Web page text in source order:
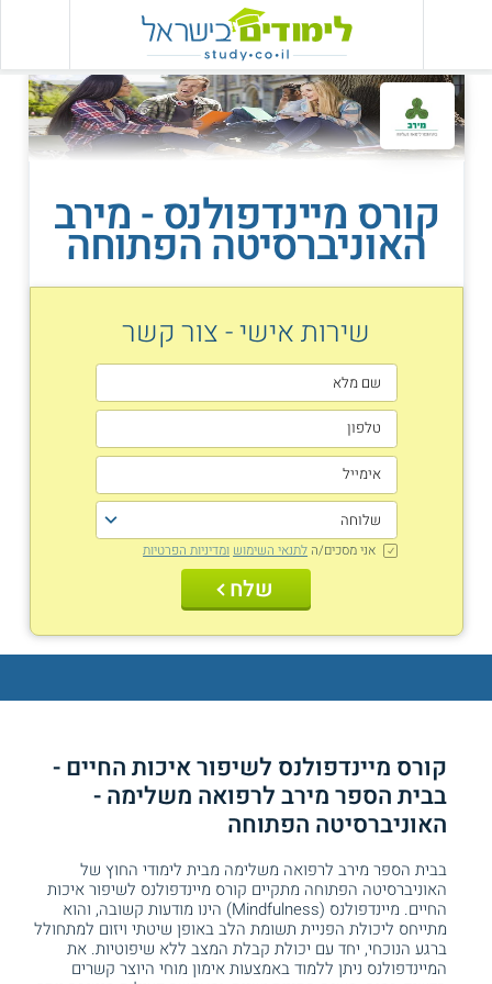
קורס מיינדפולנס - מירב
האוניברסיטה הפתוחה
שירות אישי - צור קשר
אני מסכים/ה לתנאי השימוש ומדיניות הפרטיות
שלח
קורס מיינדפולנס לשיפור איכות החיים -
בבית הספר מירב לרפואה משלימה -
האוניברסיטה הפתוחה
בבית הספר מירב לרפואה משלימה מבית לימודי החוץ של
האוניברסיטה הפתוחה מתקיים קורס מיינדפולנס לשיפור איכות
החיים. מיינדפולנס (Mindfulness) הינו מודעות קשובה, והוא
מתייחס ליכולת הפניית תשומת הלב באופן שיטתי ויזום למתחולל
ברגע הנוכחי, יחד עם יכולת קבלת המצב ללא שיפוטיות. את
המיינדפולנס ניתן ללמוד באמצעות אימון מוחי היוצר קשרים